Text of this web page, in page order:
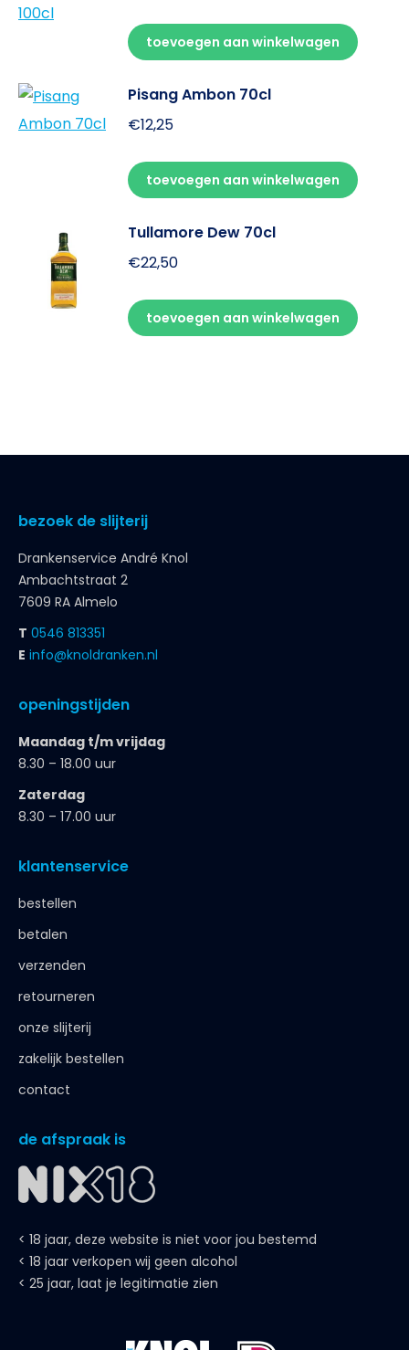
toevoegen aan winkelwagen
Pisang Ambon 70cl
€12,25
toevoegen aan winkelwagen
Tullamore Dew 70cl
€22,50
toevoegen aan winkelwagen
bezoek de slijterij
Drankenservice André Knol
Ambachtstraat 2
7609 RA Almelo
T 0546 813351
E info@knoldranken.nl
openingstijden
Maandag t/m vrijdag
8.30 – 18.00 uur
Zaterdag
8.30 – 17.00 uur
klantenservice
bestellen
betalen
verzenden
retourneren
onze slijterij
zakelijk bestellen
contact
de afspraak is
< 18 jaar, deze website is niet voor jou bestemd
< 18 jaar verkopen wij geen alcohol
< 25 jaar, laat je legitimatie zien